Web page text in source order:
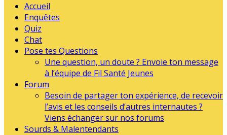
Accueil
Enquêtes
Quiz
Chat
Pose tes Questions
Une question, un doute ? Envoie ton message
à l’équipe de Fil Santé Jeunes
Forum
Besoin de partager ton expérience, de recevoir
l’avis et les conseils d’autres internautes ?
Viens échanger sur nos forums
Sourds & Malentendants